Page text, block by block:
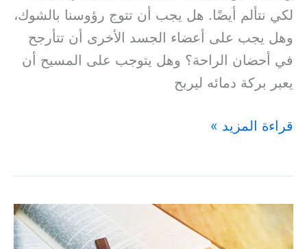
لكي نتألم أيضًا. هل يجب أن تتوج رؤوسنا بالشوك،
وهل يجب على أعضاء الجسد الأخرى أن تتأرجح
في أحضان الراحة؟ وهل يتوجب على المسيح أن
يعبر بركة دمائه ليربح
قراءة المزيد »
وَتَعْرِفُوا
مَحَبَّةَ